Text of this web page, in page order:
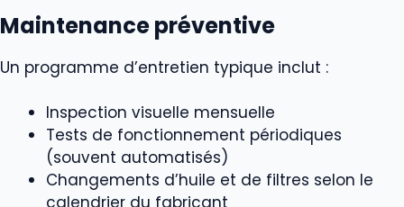
Maintenance préventive
Un programme d’entretien typique inclut :
Inspection visuelle mensuelle
Tests de fonctionnement périodiques
(souvent automatisés)
Changements d’huile et de filtres selon le
calendrier du fabricant